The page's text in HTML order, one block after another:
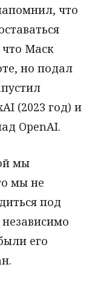
что
что Маск
но подал
(2023 год) и
OpenAI.
мы
мы не
под
его